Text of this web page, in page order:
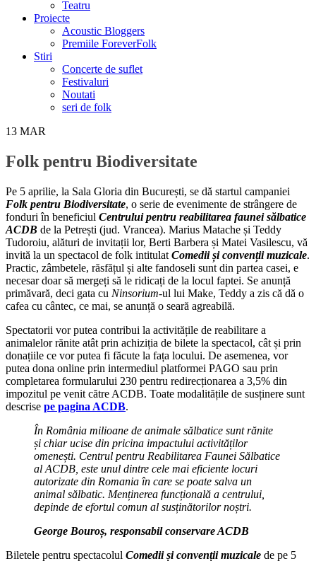
Teatru
Proiecte
Acoustic Bloggers
Premiile ForeverFolk
Stiri
Concerte de suflet
Festivaluri
Noutati
seri de folk
13 MAR
Folk pentru Biodiversitate
Pe 5 aprilie, la Sala Gloria din București, se dă startul campaniei
Folk pentru Biodiversitate, o serie de evenimente de strângere de
fonduri în beneficiul Centrului pentru reabilitarea faunei sălbatice
ACDB de la Petrești (jud. Vrancea). Marius Matache și Teddy
Tudoroiu, alături de invitații lor, Berti Barbera și Matei Vasilescu, vă
invită la un spectacol de folk intitulat Comedii și convenții muzicale.
Practic, zâmbetele, răsfățul și alte fandoseli sunt din partea casei, e
necesar doar să mergeți să le ridicați de la locul faptei. Se anunță
primăvară, deci gata cu Ninsorium-ul lui Make, Teddy a zis că dă o
cafea cu cântec, ce mai, se anunță o seară agreabilă.
Spectatorii vor putea contribui la activitățile de reabilitare a
animalelor rănite atât prin achiziția de bilete la spectacol, cât și prin
donațiile ce vor putea fi făcute la fața locului. De asemenea, vor
putea dona online prin intermediul platformei PAGO sau prin
completarea formularului 230 pentru redirecționarea a 3,5% din
impozitul pe venit către ACDB. Toate modalitățile de susținere sunt
descrise pe pagina ACDB.
În România milioane de animale sălbatice sunt rănite
și chiar ucise din pricina impactului activităților
omenești. Centrul pentru Reabilitarea Faunei Sălbatice
al ACDB, este unul dintre cele mai eficiente locuri
autorizate din Romania în care se poate salva un
animal sălbatic. Menținerea funcțională a centrului,
depinde de efortul comun al susținătorilor noștri.
George Bouroș, responsabil conservare ACDB
Biletele pentru spectacolul Comedii și convenții muzicale de pe 5